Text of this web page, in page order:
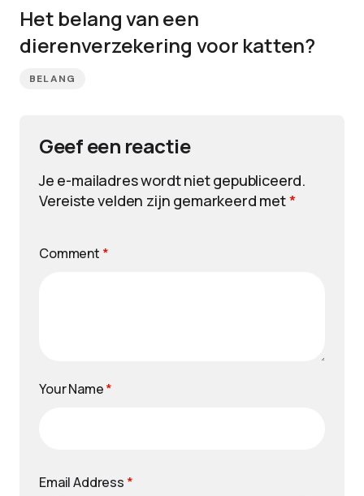
Het belang van een
dierenverzekering voor katten?
BELANG
Geef een reactie
Je e-mailadres wordt niet gepubliceerd.
Vereiste velden zijn gemarkeerd met*
Comment *
Your Name*
Email Address *